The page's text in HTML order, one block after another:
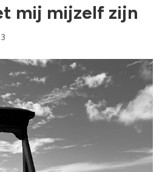
mij mijzelf zijn